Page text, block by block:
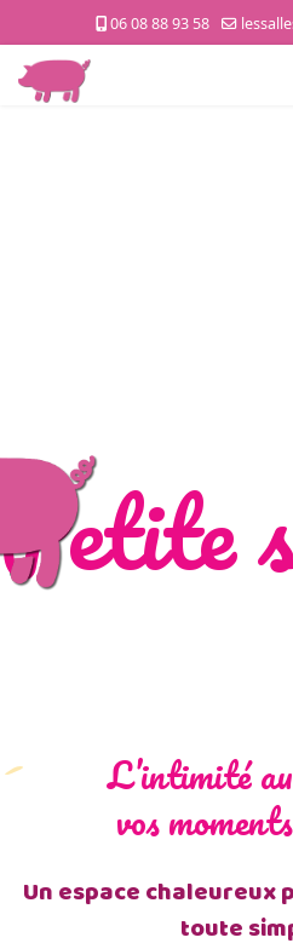
06 08 88 93 58
Petite
L’intimité
vos
Un espace chaleureux
toute